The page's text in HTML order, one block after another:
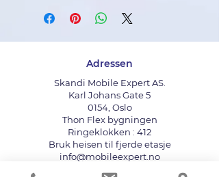
Adressen
Skandi Mobile Expert AS.
Karl Johans Gate 5
0154, Oslo
Thon Flex bygningen
Ringeklokken : 412
Bruk heisen til fjerde etasje
info@mobileexpert.no